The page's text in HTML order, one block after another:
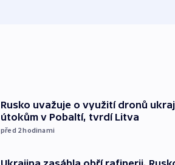
Rusko uvažuje o využití dronů
útokům v Pobaltí, tvrdí Litva
před 2hodinami